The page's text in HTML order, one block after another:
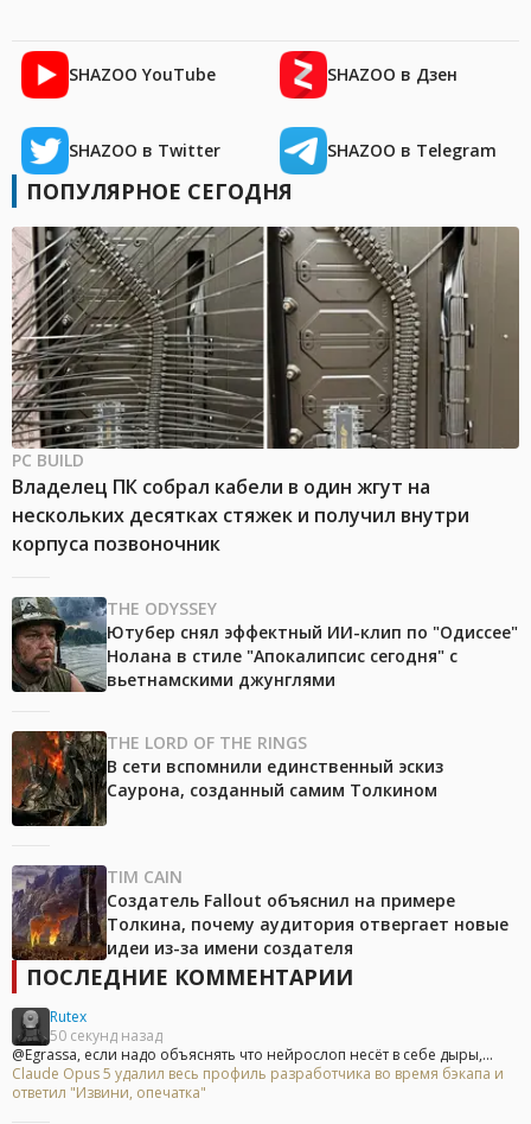
SHAZOO YouTube SHAZOO в Дзен
SHAZOO в Twitter SHAZOO в Telegram
ПОПУЛЯРНОЕ СЕГОДНЯ
PC BUILD
Владелец ПК собрал кабели в один жгут на
нескольких десятках стяжек и получил внутри
корпуса позвоночник
THE ODYSSEY
Ютубер снял эффектный ИИ-клип по "Одиссее"
Нолана в стиле "Апокалипсис сегодня" с
вьетнамскими джунглями
THE LORD OF THE RINGS
В сети вспомнили единственный эскиз
Саурона, созданный самим Толкином
TIM CAIN
Создатель Fallout объяснил на примере
Толкина, почему аудитория отвергает новые
идеи из-за имени создателя
ПОСЛЕДНИЕ КОММЕНТАРИИ
Rutex
50 секунд назад
@Egrassa, если надо объяснять что нейрослоп несёт в себе дыры,...
Claude Opus 5 удалил весь профиль разработчика во время бэкапа и
ответил "Извини, опечатка"